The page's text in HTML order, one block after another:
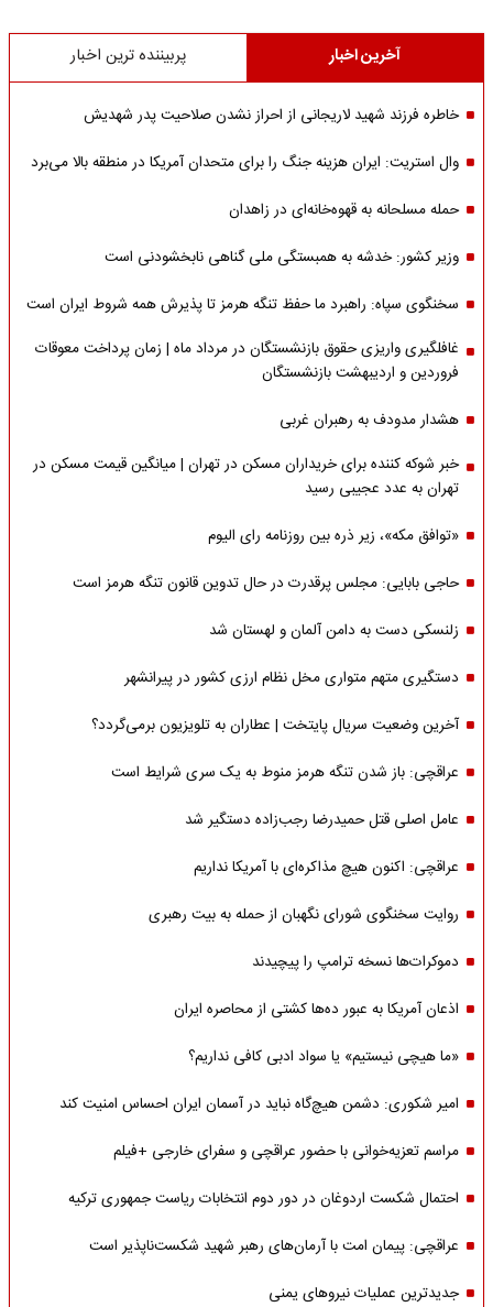
آخرین اخبار پربیننده ترین اخبار
خاطره فرزند شهید لاریجانی از احراز نشدن صلاحیت پدر شهدیش
وال استریت: ایران هزینه جنگ را برای متحدان آمریکا در منطقه بالا می‌برد
حمله مسلحانه به قهوه‌خانه‌ای در زاهدان
وزیر کشور: خدشه به همبستگی ملی گناهی نابخشودنی است
سخنگوی سپاه: راهبرد ما حفظ تنگه هرمز تا پذیرش همه شروط ایران است
غافلگیری واریزی حقوق بازنشستگان در مرداد ماه | زمان پرداخت معوقات
فروردین و اردیبهشت بازنشستگان
هشدار مدودف به رهبران غربی
خبر شوکه کننده برای خریداران مسکن در تهران | میانگین قیمت مسکن در
تهران به عدد عجیبی رسید
«توافق مکه»، زیر ذره بین روزنامه رای الیوم
حاجی بابایی: مجلس پرقدرت در حال تدوین قانون تنگه هرمز است
زلنسکی دست به دامن آلمان و لهستان شد
دستگیری متهم متواری مخل نظام ارزی کشور در پیرانشهر
آخرین وضعیت سریال پایتخت | عطاران به تلویزیون برمی‌گردد؟
عراقچی: باز شدن تنگه هرمز منوط به یک سری شرایط است
عامل اصلی قتل حمیدرضا رجب‌زاده دستگیر شد
عراقچی: اکنون هیچ مذاکره‌ای با آمریکا نداریم
روایت سخنگوی شورای نگهبان از حمله به بیت رهبری
دموکرات‌ها نسخه ترامپ را پیچیدند
اذعان آمریکا به عبور ده‌ها کشتی از محاصره ایران
«ما هیچی نیستیم» یا سواد ادبی کافی نداریم؟
امیر شکوری: دشمن هیچ‌گاه نباید در آسمان ایران احساس امنیت کند
مراسم تعزیه‌خوانی با حضور عراقچی و سفرای خارجی +فیلم
احتمال شکست اردوغان در دور دوم انتخابات ریاست جمهوری ترکیه
عراقچی: پیمان امت با آرمان‌های رهبر شهید شکست‌ناپذیر است
جدیدترین عملیات نیروهای یمنی